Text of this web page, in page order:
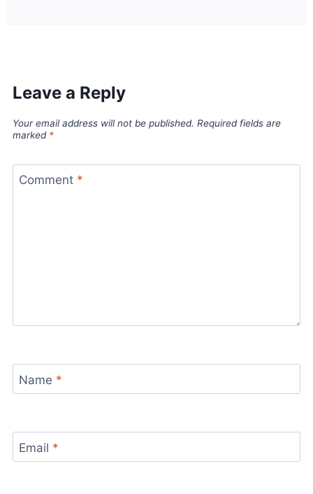
Leave a Reply
Your email address will not be published. Required fields are
marked *
Comment *
Name *
Email *